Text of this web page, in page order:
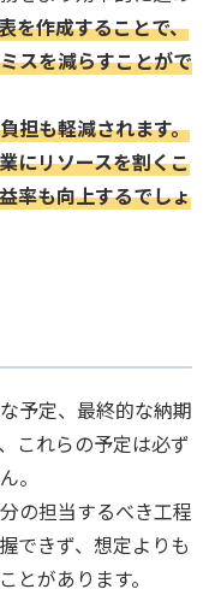
を作成することで、
スを減らすことがで
担も軽減されます。
にリソースを割くこ
率も向上するでしょ
予定、最終的な納期
これらの予定は必ず
。
の担当するべき工程
できず、想定よりも
とがあります。